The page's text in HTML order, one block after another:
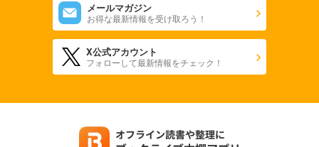
週刊東洋経済 2025年10/11・10/18合併号
880円 (税込)
880円 (税込)
メールマガジン
お得な最新情報を受け取ろう！
X公式アカウント
フォローして最新情報をチェック！